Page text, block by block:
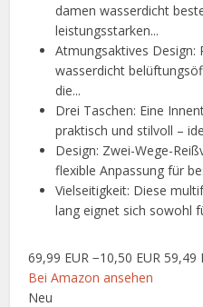
damen wasserdicht
leistungsstarken...
Atmungsaktives Design:
wasserdicht
die...
Drei Taschen: Eine
praktisch und stilvoll –
Design: Zwei-Wege-
flexible Anpassung für
Vielseitigkeit: Diese
lang eignet sich sowohl
69,99 EUR −10,50 EUR 59,49
Bei Amazon ansehen
Neu